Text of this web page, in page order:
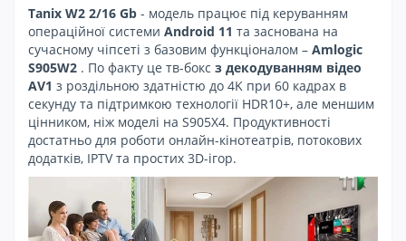
Tanix W2 2/16 Gb - модель працює під керуванням
операційної системи Android 11 та заснована на
сучасному чіпсеті з базовим функціоналом – Amlogic
S905W2 . По факту це тв-бокс з декодуванням відео
AV1 з роздільною здатністю до 4K при 60 кадрах в
секунду та підтримкою технології HDR10+, але меншим
цінником, ніж моделі на S905X4. Продуктивності
достатньо для роботи онлайн-кінотеатрів, потокових
додатків, IPTV та простих 3D-ігор.